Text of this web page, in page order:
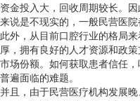
资金投入大，回收周期较长。
来说是不现实的，一般民营医
此外，从目前口腔行业的格局
厚，拥有良好的人才资源和政
市场份额。如何获取患者信任
普遍面临的难题。
并且，由于民营医疗机构发展